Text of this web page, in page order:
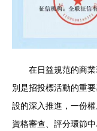
在日益規范的商
別是招投標活動的重
設的深入推進，一份
資格審查、評分環節